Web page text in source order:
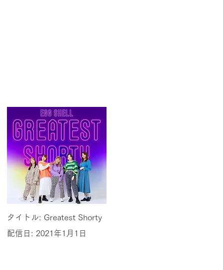
タイトル: Greatest Shorty
配信日: 2021年1月1日